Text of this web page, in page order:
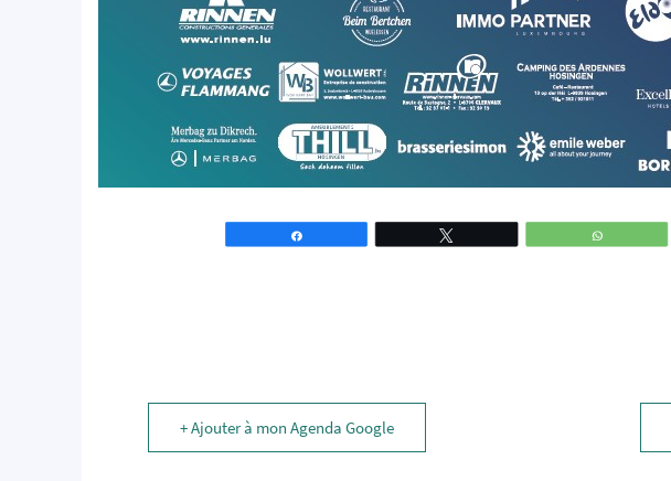
+ Ajouter à mon Agenda Google